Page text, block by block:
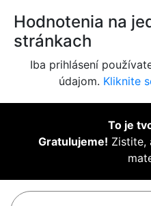
Hodnotenia na
stránkach
Iba prihlásení
údajom. Kliknite
To je
Gratulujeme! Zistite,